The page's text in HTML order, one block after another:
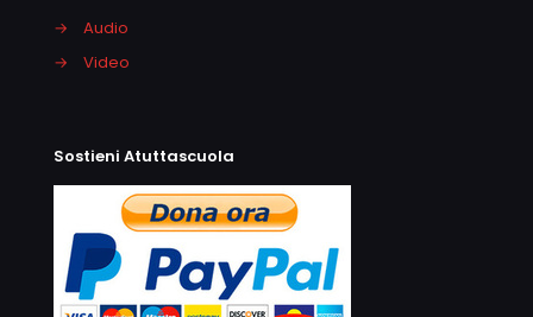
→
Audio
→
Video
Sostieni Atuttascuola